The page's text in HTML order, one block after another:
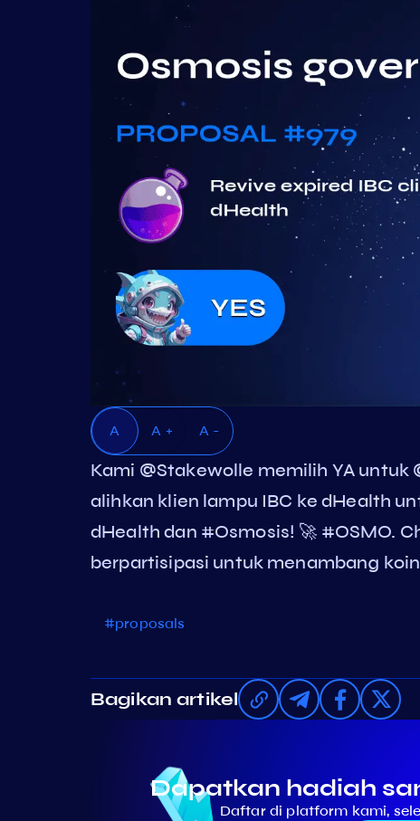
A A + A -
Kami @Stakewolle memilih YA untuk
alihkan klien lampu IBC ke dHealth
dHealth dan #Osmosis! 🚀 #OSMO.
berpartisipasi untuk menambang koin
#proposals
Bagikan artikel
Dapatkan hadiah
Daftar di platform kami,